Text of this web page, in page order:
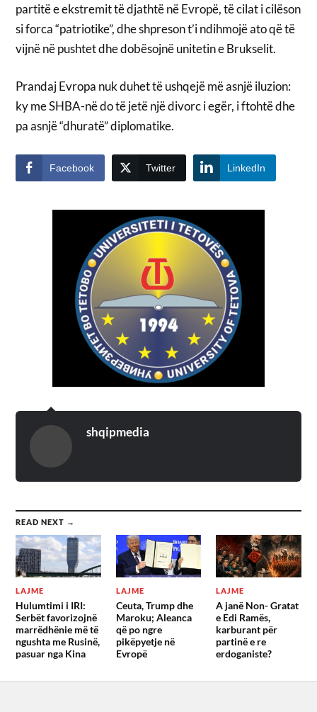
partitë e ekstremit të djathtë në Evropë, të cilat i cilëson
si forca “patriotike”, dhe shpreson t’i ndihmojë ato që të
vijnë në pushtet dhe dobësojnë unitetin e Brukselit.
Prandaj Evropa nuk duhet të ushqejë më asnjë iluzion:
ky me SHBA-në do të jetë një divorc i egër, i ftohtë dhe
pa asnjë “dhuratë” diplomatike.
Facebook Twitter LinkedIn
shqipmedia
READ NEXT →
LAJME
Hulumtimi i IRI:
Serbët favorizojnë
marrëdhënie më të
ngushta me Rusinë,
pasuar nga Kina
LAJME
Ceuta, Trump dhe
Maroku; Aleanca
që po ngre
pikëpyetje në
Evropë
LAJME
A janë Non- Gratat
e Edi Ramës,
karburant për
partinë e re
erdoganiste?